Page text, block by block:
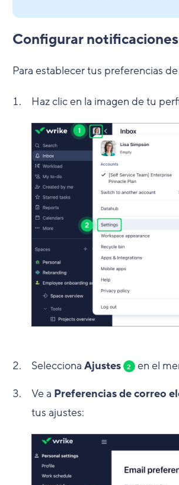
Configurar
Para establecer tus preferencias
Haz clic en la imagen de tu
Selecciona Ajustes 2 en el
Ve a Preferencias de correo
tus ajustes: